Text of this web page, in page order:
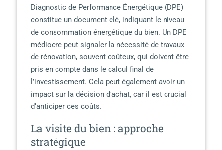
Diagnostic de Performance Énergétique (DPE)
constitue un document clé, indiquant le niveau
de consommation énergétique du bien. Un DPE
médiocre peut signaler la nécessité de travaux
de rénovation, souvent coûteux, qui doivent être
pris en compte dans le calcul final de
l’investissement. Cela peut également avoir un
impact sur la décision d’achat, car il est crucial
d’anticiper ces coûts.
La visite du bien : approche
stratégique